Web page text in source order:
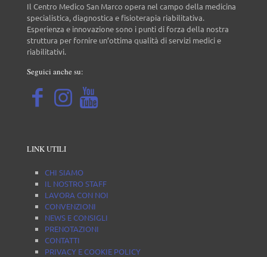
Il Centro Medico San Marco opera nel campo della medicina
specialistica, diagnostica e fisioterapia riabilitativa.
Esperienza e innovazione sono i punti di forza della nostra
struttura per fornire un’ottima qualità di servizi medici e
riabilitativi.
Seguici anche su:
LINK UTILI
CHI SIAMO
IL NOSTRO STAFF
LAVORA CON NOI
CONVENZIONI
NEWS E CONSIGLI
PRENOTAZIONI
CONTATTI
PRIVACY E COOKIE POLICY